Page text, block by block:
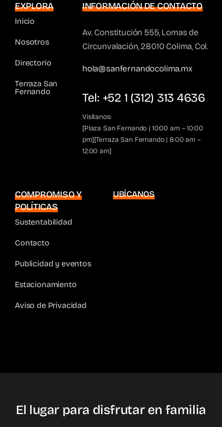
INFORMACIÓN DE CONTACTO
Av. Constitución 555, Lomas de
Circunvalación, 28010 Colima, Col.
hola@sanfernandocolima.mx
Tel: +52 1 (312) 313 4636
Visítanos:
[Plaza San Fernando | 10:00 am – 10:00
pm][Terraza San Fernando | 8:00 am –
12:00 am]
EXPLORA
Inicio
Nosotros
Directorio
Terraza San
Fernando
COMPROMISO Y
POLÍTICAS
Sustentabilidad
Contacto
Publicidad y eventos
Estacionamiento
Aviso de Privacidad
UBÍCANOS
El lugar para disfrutar en familia